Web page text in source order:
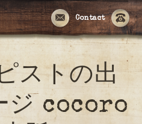
Contact
ストの出
ジ cocoro